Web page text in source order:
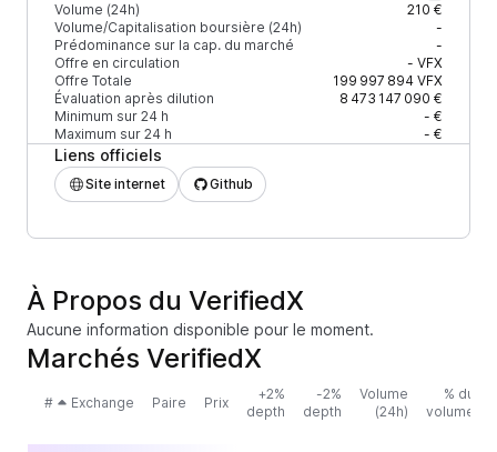
Volume (24h)
210 €
Volume/Capitalisation boursière (24h)
-
Prédominance sur la cap. du marché
-
Offre en circulation
- VFX
Offre Totale
199 997 894VFX
Évaluation après dilution
8 473 147 090 €
Minimum sur 24 h
- €
Maximum sur 24 h
- €
Liens officiels
Site internet Github
À Propos du VerifiedX
Aucune information disponible pour le moment.
Marchés VerifiedX
# Exchange Paire Prix
+2%
depth
-2%
depth
Volume
(24h)
% du
volume